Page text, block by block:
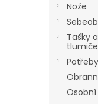
Nože
Tašky
tlumiče